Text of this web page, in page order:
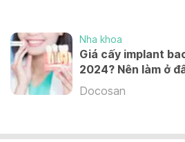
100,000 - 600,000 VND
View more
Nha khoa
Giá cấy implant
2024? Nên làm ở
Docosan